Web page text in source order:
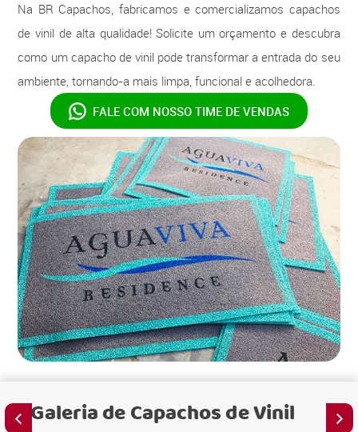
Na BR Capachos, fabricamos e comercializamos capachos
de vinil de alta qualidade! Solicite um orçamento e descubra
como um capacho de vinil pode transformar a entrada do seu
ambiente, tornando-a mais limpa, funcional e acolhedora.
FALE COM NOSSO TIME DE VENDAS
Galeria deCapachos de Vinil